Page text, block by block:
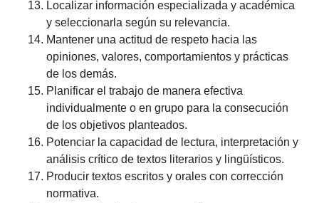
Localizar información especializada y académica
y seleccionarla según su relevancia.
Mantener una actitud de respeto hacia las
opiniones, valores, comportamientos y prácticas
de los demás.
Planificar el trabajo de manera efectiva
individualmente o en grupo para la consecución
de los objetivos planteados.
Potenciar la capacidad de lectura, interpretación y
análisis crítico de textos literarios y lingüísticos.
Producir textos escritos y orales con corrección
normativa.